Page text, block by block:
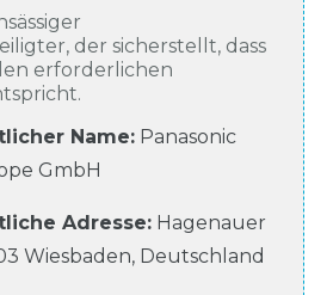
der sicherstellt, dass
erforderlichen
Name: Panasonic
GmbH
Adresse: Hagenauer
Wiesbaden, Deutschland